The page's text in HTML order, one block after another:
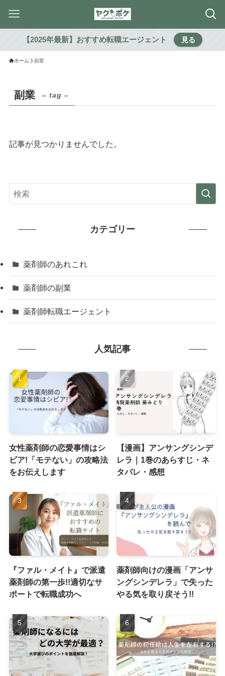
【2025年最新】おすすめ転職エージェント 見る
ホーム 副業
副業 – tag –
記事が見つかりませんでした。
カテゴリー
薬剤師のあれこれ
薬剤師の副業
薬剤師転職エージェント
人気記事
女性薬剤師の恋愛事情はシ
ビア!「モテない」の攻略法
をお伝えします
【漫画】アンサングシンデ
レラ｜1巻のあらすじ・ネ
タバレ・感想
『ファル・メイト』で派遣
薬剤師の第一歩!!適切なサ
ポートで転職成功へ
薬剤師向けの漫画「アンサ
ングシンデレラ」で失った
やる気を取り戻そう!!